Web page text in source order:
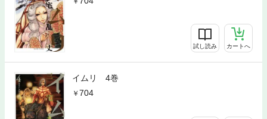
試し読み カートへ
イムリ 4巻
704